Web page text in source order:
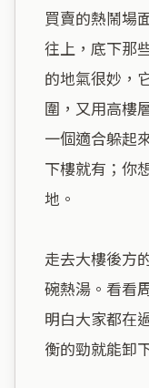
買賣的熱鬧場
往上，底下那
的地氣很妙，
圍，又用高樓
一個適合躲起
下樓就有；你
地。
走去大樓後方
碗熱湯。看看
明白大家都在
衡的勁就能卸